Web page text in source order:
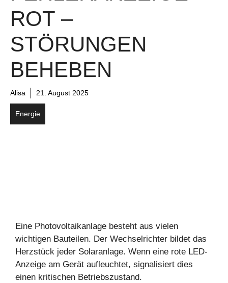
ROT –
STÖRUNGEN
BEHEBEN
Alisa 21. August 2025
Energie
Eine Photovoltaikanlage besteht aus vielen
wichtigen Bauteilen. Der Wechselrichter bildet das
Herzstück jeder Solaranlage. Wenn eine rote LED-
Anzeige am Gerät aufleuchtet, signalisiert dies
einen kritischen Betriebszustand.